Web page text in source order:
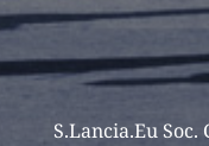
S.Lancia.Eu Soc.